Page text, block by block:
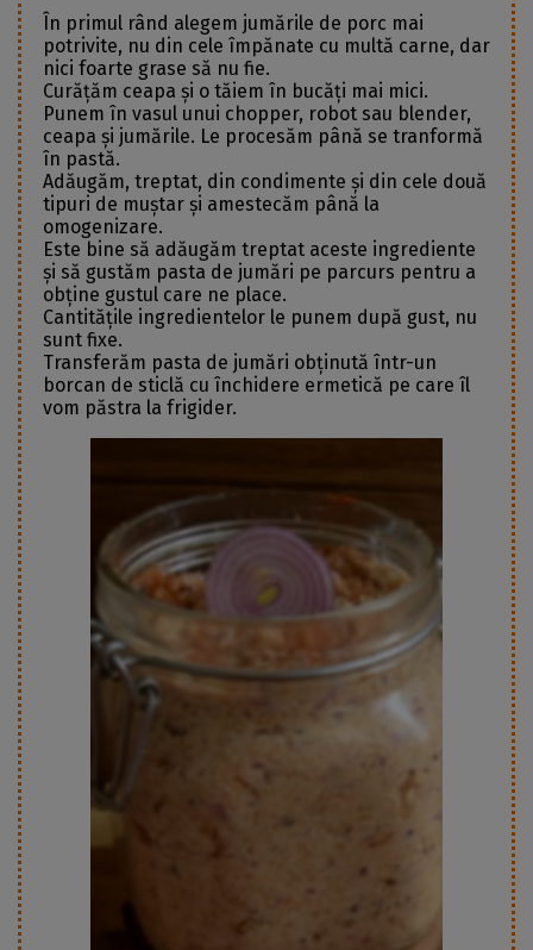
În primul rând alegem jumările de porc mai
potrivite, nu din cele împănate cu multă carne, dar
nici foarte grase să nu fie.
Curățăm ceapa și o tăiem în bucăți mai mici.
Punem în vasul unui chopper, robot sau blender,
ceapa și jumările. Le procesăm până se tranformă
în pastă.
Adăugăm, treptat, din condimente și din cele două
tipuri de muștar și amestecăm până la
omogenizare.
Este bine să adăugăm treptat aceste ingrediente
și să gustăm pasta de jumări pe parcurs pentru a
obține gustul care ne place.
Cantitățile ingredientelor le punem după gust, nu
sunt fixe.
Transferăm pasta de jumări obținută într-un
borcan de sticlă cu închidere ermetică pe care îl
vom păstra la frigider.